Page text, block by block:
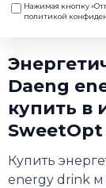
Нажимая кнопку
политикой
Daeng
купить в
SweetOpt
Купить
energy drink м